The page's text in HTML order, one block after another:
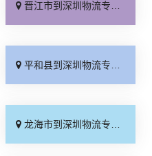
晋江市到深圳物流专线_托运省心「资质齐全」
平和县到深圳物流专线_诚信为先「上门提货」
龙海市到深圳物流专线_定点发车「直发全境」